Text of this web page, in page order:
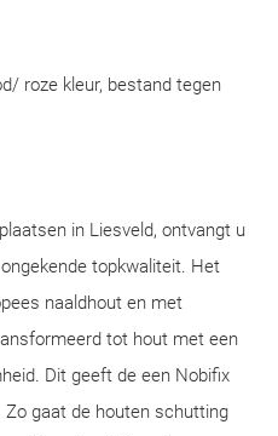
roze kleur, bestand tegen
in Liesveld, ontvangt u
topkwaliteit. Het
naaldhout en met
tot hout met een
Dit geeft de een Nobifix
gaat de houten schutting